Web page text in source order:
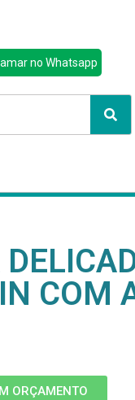
no Whatsapp
COM
ORÇAMENTO